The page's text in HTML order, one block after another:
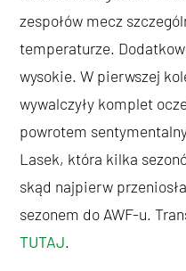
zespołów mecz
temperaturze.
wysokie. W pierwszej
wywalczyły komplet
powrotem
Lasek, która kilka
skąd najpierw
sezonem do AWF-u.
TUTAJ.